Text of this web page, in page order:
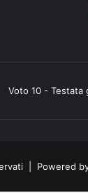
Voto 10 - Testata
| Powered